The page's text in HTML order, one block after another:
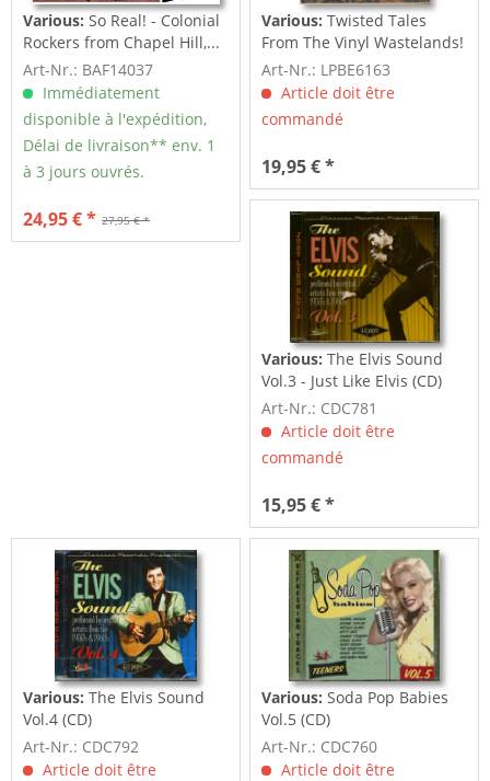
Various:So Real! - Colonial
Rockers from Chapel Hill,...
Art-Nr.: BAF14037
Immédiatement
disponible à l'expédition,
Délai de livraison** env. 1
à 3 jours ouvrés.
27,95 € *
24,95 € *
Various:Twisted Tales
From The Vinyl Wastelands!
Vol.5...
Art-Nr.: LPBE6163
Article doit être
commandé
19,95 € *
Various:The Elvis Sound
Vol.3 - Just Like Elvis (CD)
Art-Nr.: CDC781
Article doit être
commandé
15,95 € *
Various:The Elvis Sound
Vol.4 (CD)
Art-Nr.: CDC792
Article doit être
Various:Soda Pop Babies
Vol.5 (CD)
Art-Nr.: CDC760
Article doit être